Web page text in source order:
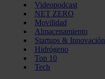
Videopodcast
NET ZERO
Movilidad
Almacenamiento
Startups & Innovación
Hidrógeno
Top 10
Tech